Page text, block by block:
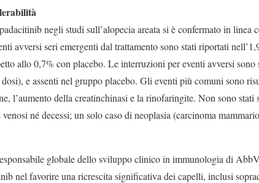
negli studi sull’alopecia areata si è confermato in linea
avversi seri emergenti dal trattamento sono stati riportati
allo 0,7% con placebo. Le interruzioni per eventi avversi sono
e assenti nel gruppo placebo. Gli eventi più comuni sono
l’aumento della creatinchinasi e la rinofaringite. Non sono stati
né decessi; un solo caso di neoplasia (carcinoma
globale dello sviluppo clinico in immunologia di
nel favorire una ricrescita significativa dei capelli, inclusi